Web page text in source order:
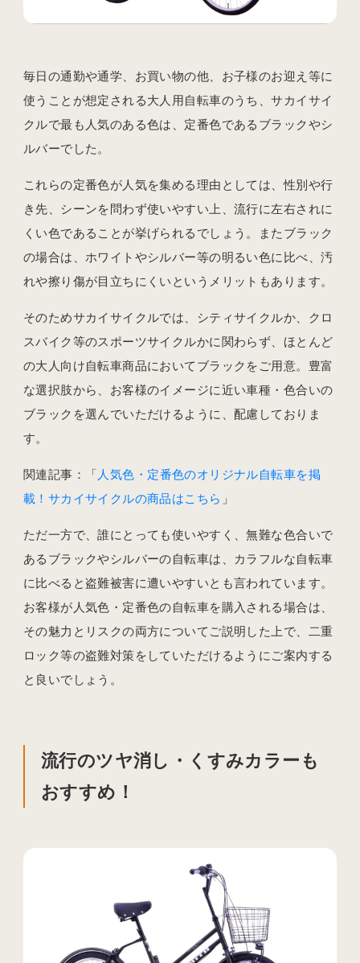
毎日の通勤や通学、お買い物の他、お子様のお迎え等に
使うことが想定される大人用自転車のうち、サカイサイ
クルで最も人気のある色は、定番色であるブラックやシ
ルバーでした。
これらの定番色が人気を集める理由としては、性別や行
き先、シーンを問わず使いやすい上、流行に左右されに
くい色であることが挙げられるでしょう。またブラック
の場合は、ホワイトやシルバー等の明るい色に比べ、汚
れや擦り傷が目立ちにくいというメリットもあります。
そのためサカイサイクルでは、シティサイクルか、クロ
スバイク等のスポーツサイクルかに関わらず、ほとんど
の大人向け自転車商品においてブラックをご用意。豊富
な選択肢から、お客様のイメージに近い車種・色合いの
ブラックを選んでいただけるように、配慮しておりま
す。
関連記事：「 人気色・定番色のオリジナル自転車を掲
載！サカイサイクルの商品はこちら 」
ただ一方で、誰にとっても使いやすく、無難な色合いで
あるブラックやシルバーの自転車は、カラフルな自転車
に比べると盗難被害に遭いやすいとも言われています。
お客様が人気色・定番色の自転車を購入される場合は、
その魅力とリスクの両方についてご説明した上で、二重
ロック等の盗難対策をしていただけるようにご案内する
と良いでしょう。
流行のツヤ消し・くすみカラーも
おすすめ！